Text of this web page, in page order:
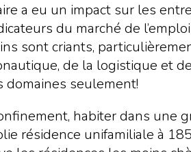
a eu un impact sur les
du marché de
sont criants,
de la logistique
domaines seulement!
habiter dans une
résidence unifamiliale à